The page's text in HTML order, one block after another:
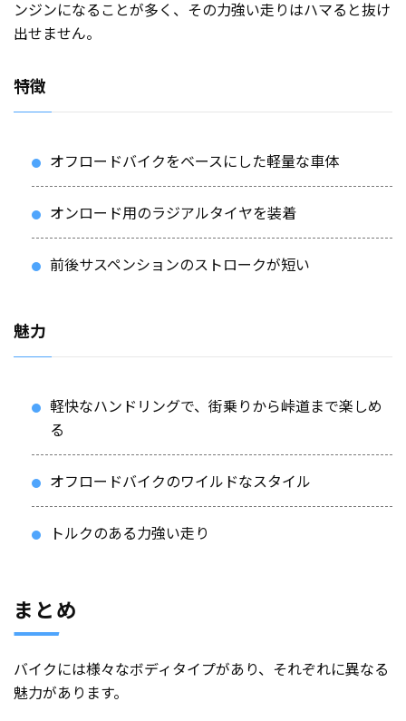
ンジンになることが多く、その力強い走りはハマると抜け
出せません。
特徴
オフロードバイクをベースにした軽量な車体
オンロード用のラジアルタイヤを装着
前後サスペンションのストロークが短い
魅力
軽快なハンドリングで、街乗りから峠道まで楽しめ
る
オフロードバイクのワイルドなスタイル
トルクのある力強い走り
まとめ
バイクには様々なボディタイプがあり、それぞれに異なる
魅力があります。